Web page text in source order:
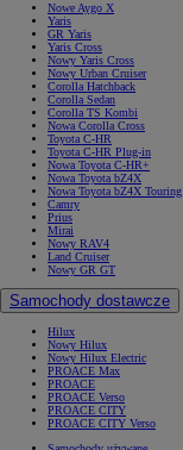
Nowe Aygo X
Yaris
GR Yaris
Yaris Cross
Nowy Yaris Cross
Nowy Urban Cruiser
Corolla Hatchback
Corolla Sedan
Corolla TS Kombi
Nowa Corolla Cross
Toyota C-HR
Toyota C-HR Plug-in
Nowa Toyota C-HR+
Nowa Toyota bZ4X
Nowa Toyota bZ4X Touring
Camry
Prius
Mirai
Nowy RAV4
Land Cruiser
Nowy GR GT
Samochody dostawcze
Hilux
Nowy Hilux
Nowy Hilux Electric
PROACE Max
PROACE
PROACE Verso
PROACE CITY
PROACE CITY Verso